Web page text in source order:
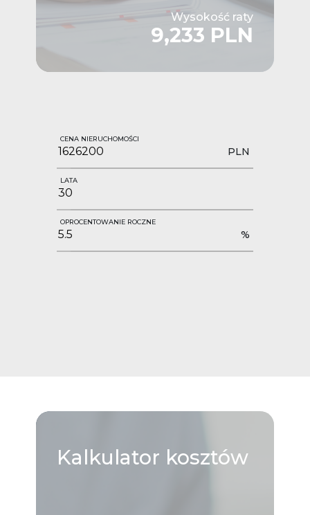
Wysokość raty
9,233 PLN
CENA NIERUCHOMOŚCI
PLN
LATA
OPROCENTOWANIE ROCZNE
%
Kalkulator kosztów